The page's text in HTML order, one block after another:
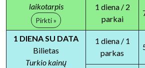
laikotarpis
Pirkti »
1 diena / 2
parkai
1 DIENA SU DATA
Bilietas
Turkio kainų
1 diena / 1
parkas